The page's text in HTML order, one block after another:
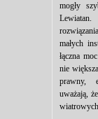
mogły
małych
łączna
nie
prawny,
uważają,